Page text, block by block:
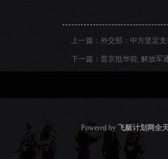
上一篇： 外交部：中方坚定
下一篇： 普京抵华前, 解放军
Powered by 飞艇计划网全